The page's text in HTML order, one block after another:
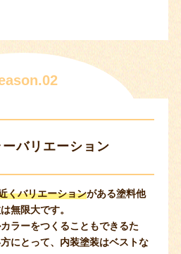
バリエーション
くバリエーションがある塗料他
無限大です。
ラーをつくることもできるた
にとって、内装塗装はベストな